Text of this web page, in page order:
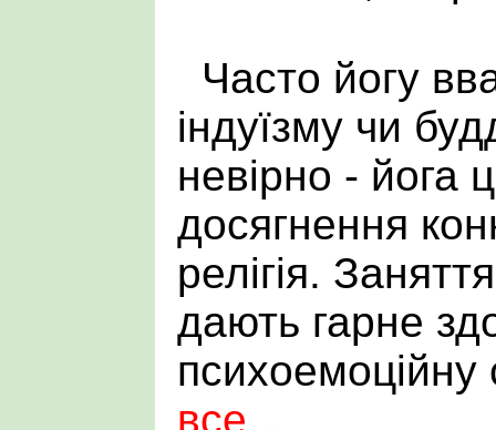
Часто йогу
індуїзму чи
невірно - йога
досягнення
релігія.
дають гарне
психоемоційну
все...